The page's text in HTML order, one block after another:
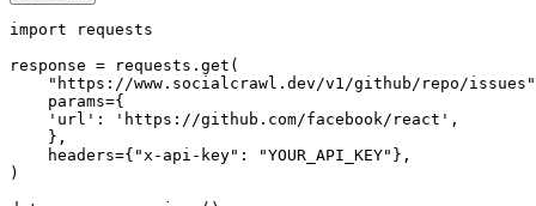
import requests
response = requests.get(
"https://www.socialcrawl.dev/v1/github/repo/
    params={
    'url': 'https://github.com/facebook/react',
    },
    headers={"x-api-key": "YOUR_API_KEY"},
)